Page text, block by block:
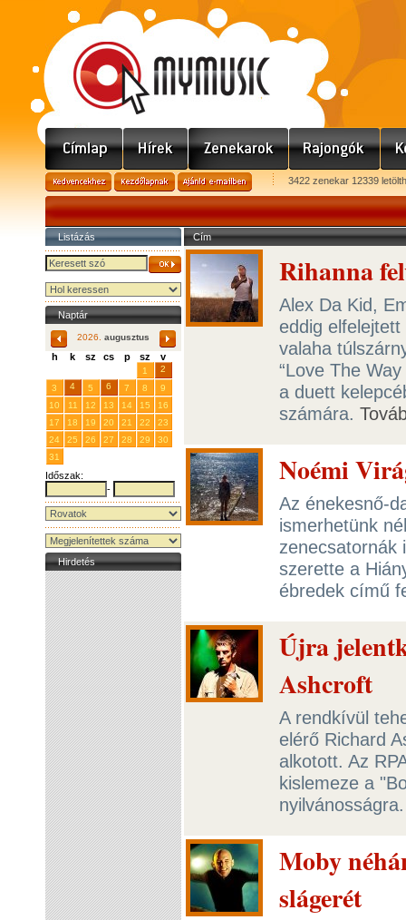
3422 zenekar 12339
Listázás
Naptár
2026. augusztus
h k sz cs p sz v
1
2
3
4 5 6 7 8
9
10
11 12 13 14 15
16
17
18 19 20 21 22
23
24
25 26 27 28 29
30
31
Időszak:
-
Hirdetés
Cím
Rihanna
Alex Da Kid,
eddig
valaha
“Love The
a duett
számára.
Noémi
Az énekesnő-
ismerhetünk
zenecsatornák
szerette a
ébredek című
Újra
Ashcroft
A rendkívül
elérő Richard
alkotott. Az
kislemeze a
Moby
slágerét